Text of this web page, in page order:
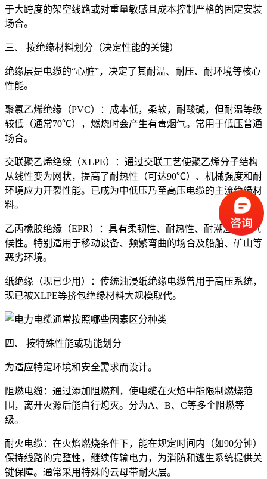
于大跨度的架空线路或对重量敏感且成本控制严格的固定安装
场合。
三、 按绝缘材料划分（决定性能的关键）
绝缘层是电缆的“心脏”，决定了其耐温、耐压、耐环境等核心
性能。
聚氯乙烯绝缘（PVC）：成本低，柔软，耐酸碱，但耐温等级
较低（通常70℃），燃烧时会产生有毒烟气。常用于低压普通
场合。
交联聚乙烯绝缘（XLPE）：通过交联工艺使聚乙烯分子结构
从线性变为网状，提高了耐热性（可达90℃）、机械强度和耐
环境应力开裂性能。已成为中低压乃至高压电缆的主流绝缘材
料。
乙丙橡胶绝缘（EPR）：具有柔韧性、耐热性、耐潮湿和耐气
候性。特别适用于移动设备、频繁弯曲的场合及船舶、矿山等
恶劣环境。
纸绝缘（现已少用）：传统油浸纸绝缘电缆曾用于高压系统，
现已被XLPE等挤包绝缘材料大规模取代。
四、 按特殊性能或功能划分
为适应特定环境和安全需求而设计。
阻燃电缆：通过添加阻燃剂，使电缆在火焰中能限制燃烧范
围，离开火源后能自行熄灭。分为A、B、C等多个阻燃等
级。
耐火电缆：在火焰燃烧条件下，能在规定时间内（如90分钟）
保持线路的完整性，继续传输电力，为消防和逃生系统提供关
键保障。通常采用特殊的云母带耐火层。